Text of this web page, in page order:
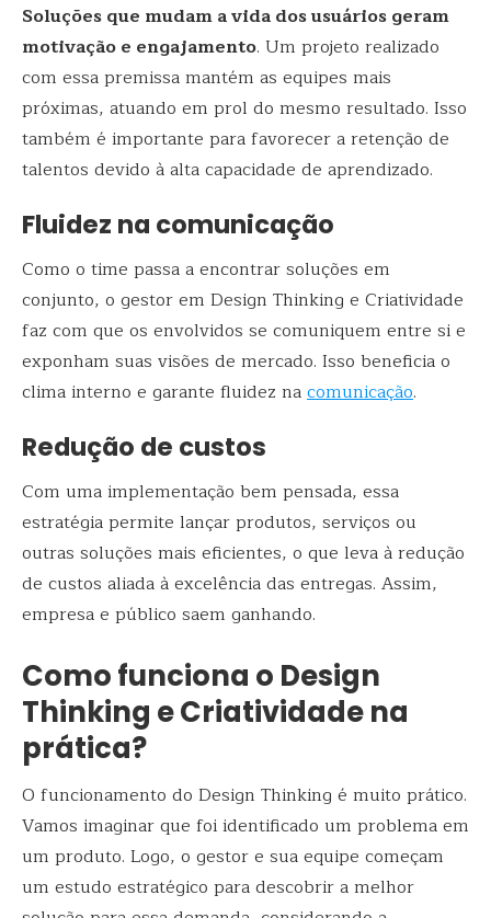
Soluções que mudam a vida dos usuários geram
motivação e engajamento. Um projeto realizado
com essa premissa mantém as equipes mais
próximas, atuando em prol do mesmo resultado. Isso
também é importante para favorecer a retenção de
talentos devido à alta capacidade de aprendizado.
Fluidez na comunicação
Como o time passa a encontrar soluções em
conjunto, o gestor em Design Thinking e Criatividade
faz com que os envolvidos se comuniquem entre si e
exponham suas visões de mercado. Isso beneficia o
clima interno e garante fluidez nacomunicação.
Redução de custos
Com uma implementação bem pensada, essa
estratégia permite lançar produtos, serviços ou
outras soluções mais eficientes, o que leva à redução
de custos aliada à excelência das entregas. Assim,
empresa e público saem ganhando.
Como funciona o Design
Thinking e Criatividade na
prática?
O funcionamento do Design Thinking é muito prático.
Vamos imaginar que foi identificado um problema em
um produto. Logo, o gestor e sua equipe começam
um estudo estratégico para descobrir a melhor